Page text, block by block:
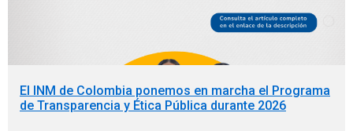
El INM de Colombia ponemos en marcha el Programa
de Transparencia y Ética Pública durante 2026